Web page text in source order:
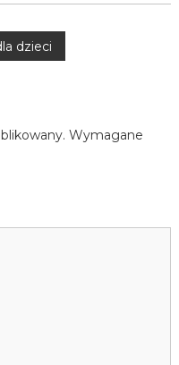
dzieci
Wymagane